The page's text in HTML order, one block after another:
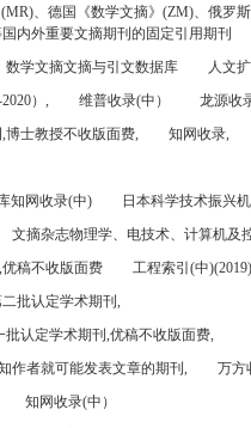
、德国《数学文摘》(ZM)、俄罗
内外重要文摘期刊的固定引用期刊
数学文摘文摘与引文数据库
人文
）, 维普收录(中）
龙源收
士教授不收版面费,
知网收录,
知网收录(中)
日本科学技术振兴
文摘杂志物理学、电技术、计算机及
稿不收版面费
工程索引(中
批认定学术期刊,
批认定学术期刊,优稿不收版面费,
作者就可能发表文章的期刊,
万方
知网收录(中）